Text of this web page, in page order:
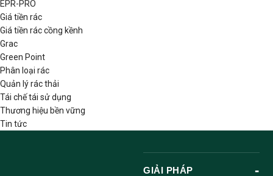
EPR-PRO
Giá tiền rác
Giá tiền rác cồng kềnh
Grac
Green Point
Phân loại rác
Quản lý rác thải
Tái chế tái sử dụng
Thương hiệu bền vững
Tin tức
GIẢI PHÁP